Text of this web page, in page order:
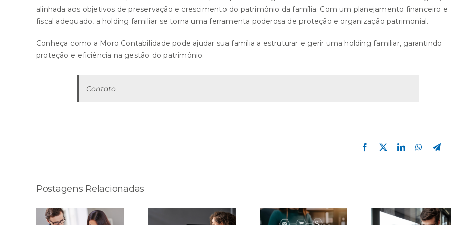
alinhada aos objetivos de preservação e crescimento do patrimônio da família. Com um planejamento financeiro e
fiscal adequado, a holding familiar se torna uma ferramenta poderosa de proteção e organização patrimonial.
Conheça como a Moro Contabilidade pode ajudar sua família a estruturar e gerir uma holding familiar, garantindo
proteção e eficiência na gestão do patrimônio.
Contato
Facebook LinkedIn
Postagens Relacionadas